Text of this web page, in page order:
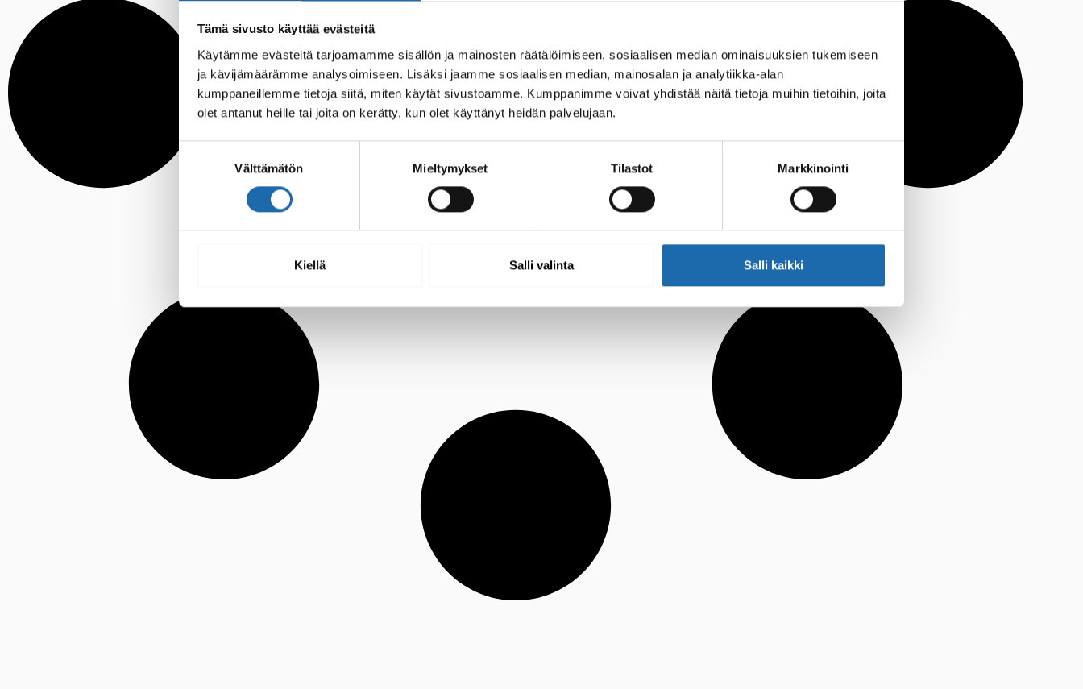
Tämä sivusto käyttää evästeitä
Käytämme evästeitä tarjoamamme sisällön ja mainosten räätälöimiseen, sosiaalisen median ominaisuuksien tukemiseen
ja kävijämäärämme analysoimiseen. Lisäksi jaamme sosiaalisen median, mainosalan ja analytiikka-alan
kumppaneillemme tietoja siitä, miten käytät sivustoamme. Kumppanimme voivat yhdistää näitä tietoja muihin tietoihin, joita
olet antanut heille tai joita on kerätty, kun olet käyttänyt heidän palvelujaan.
Suostumuksen
Välttämätön Mieltymykset Tilastot Markkinointi
Kiellä Salli valinta Salli kaikki